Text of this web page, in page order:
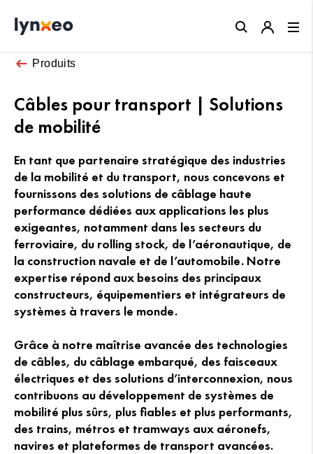
Produits
Câbles pour transport | Solutions
de mobilité
En tant que partenaire stratégique des industries
de la mobilité et du transport, nous concevons et
fournissons des solutions de câblage haute
performance dédiées aux applications les plus
exigeantes, notamment dans les secteurs du
ferroviaire, du rolling stock, de l’aéronautique, de
la construction navale et de l’automobile. Notre
expertise répond aux besoins des principaux
constructeurs, équipementiers et intégrateurs de
systèmes à travers le monde.
Grâce à notre maîtrise avancée des technologies
de câbles, du câblage embarqué, des faisceaux
électriques et des solutions d’interconnexion, nous
contribuons au développement de systèmes de
mobilité plus sûrs, plus fiables et plus performants,
des trains, métros et tramways aux aéronefs,
navires et plateformes de transport avancées.
Close